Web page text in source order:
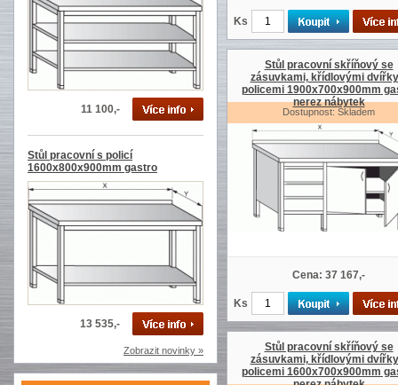
11 100,-
Stůl pracovní s policí
1600x800x900mm gastro
13 535,-
Zobrazit novinky »
Ks
Stůl pracovní skříňový se
zásuvkami, křídlovými
policemi 1900x700x900mm
nerez nábytek
Dostupnost: Skladem
Cena: 37 167,-
Ks
Stůl pracovní skříňový se
zásuvkami, křídlovými
policemi 1600x700x900mm